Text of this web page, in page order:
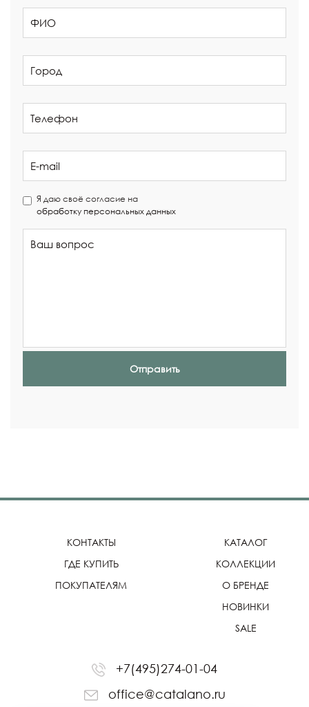
Я даю своё согласие на
обработку персональных данных
Отправить
КОНТАКТЫ
ГДЕ КУПИТЬ
ПОКУПАТЕЛЯМ
КАТАЛОГ
КОЛЛЕКЦИИ
О БРЕНДЕ
НОВИНКИ
SALE
+7(495)274-01-04
office@catalano.ru